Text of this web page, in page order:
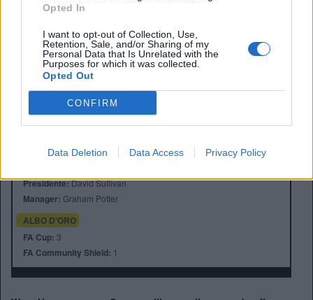
Opted In
I want to opt-out of Collection, Use,
Retention, Sale, and/or Sharing of my
Personal Data that Is Unrelated with the
Purposes for which it was collected.
Opted Out
CONFIRM
Data Deletion Data Access Privacy Policy
Stadio:London Stadium (66000)
Presidente:David Sullivan
Manager: Graham Potter
ALBO D'ORO
FA Cup: 3
FA Community Shield: 1